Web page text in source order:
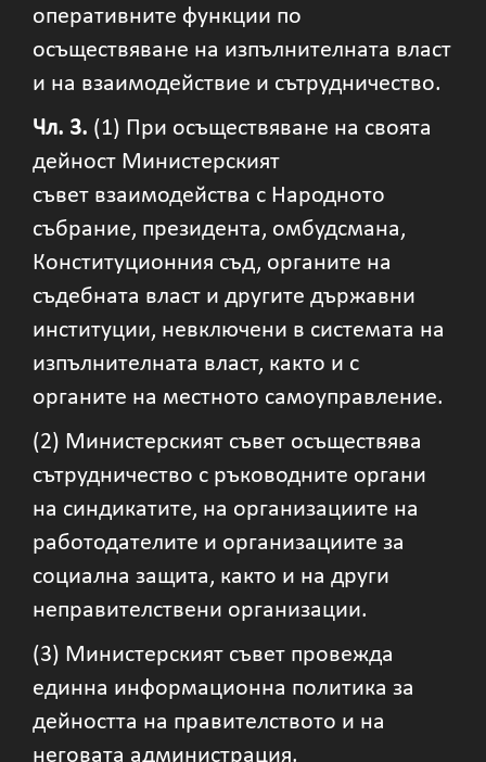
оперативните функции по
осъществяване на изпълнителната власт
и на взаимодействие и сътрудничество.
Чл. 3. (1) При осъществяване на своята
дейност Министерският
съвет взаимодейства с Народното
събрание, президента, омбудсмана,
Конституционния съд, органите на
съдебната власт и другите държавни
институции, невключени в системата на
изпълнителната власт, както и с
органите на местното самоуправление.
(2) Министерският съвет осъществява
сътрудничество с ръководните органи
на синдикатите, на организациите на
работодателите и организациите за
социална защита, както и на други
неправителствени организации.
(3) Министерският съвет провежда
единна информационна политика за
дейността на правителството и на
неговата администрация.